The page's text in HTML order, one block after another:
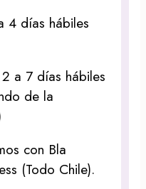
4 días hábiles
a 7 días hábiles
de la
con Bla
(Todo Chile).